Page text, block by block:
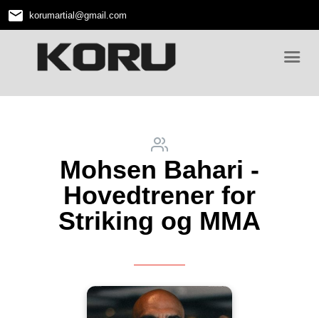
email korumartial@gmail.com
Mohsen Bahari -
Hovedtrener for
Striking og MMA